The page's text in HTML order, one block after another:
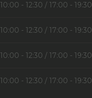
10:00 - 12:30 / 17:00 - 19:30
10:00 - 12:30 / 17:00 - 19:30
10:00 - 12:30 / 17:00 - 19:30
10:00 - 12:30 / 17:00 - 19:30